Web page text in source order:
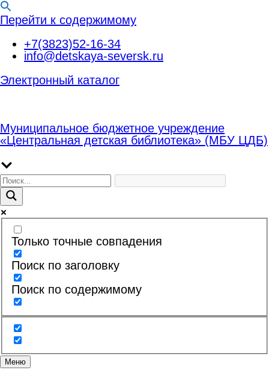
Перейти к содержимому
+7(3823)52-16-34
info@detskaya-seversk.ru
Электронный каталог
Муниципальное бюджетное учреждение
«Центральная детская библиотека» (МБУ ЦДБ)
Только точные совпадения
Поиск по заголовку
Поиск по содержимому
Меню